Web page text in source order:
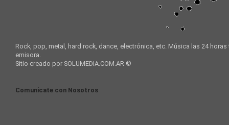
Rock, pop, metal, hard rock, dance, electrónica, etc. Música las 24
emisora.
Sitio creado por SOLUMEDIA.COM.AR ©
Comunicate con Nosotros